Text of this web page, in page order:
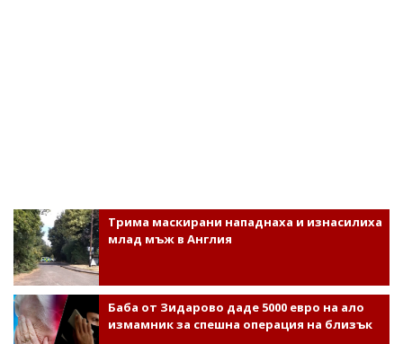
Трима маскирани нападнаха и изнасилиха
млад мъж в Англия
Баба от Зидарово даде 5000 евро на ало
измамник за спешна операция на близък